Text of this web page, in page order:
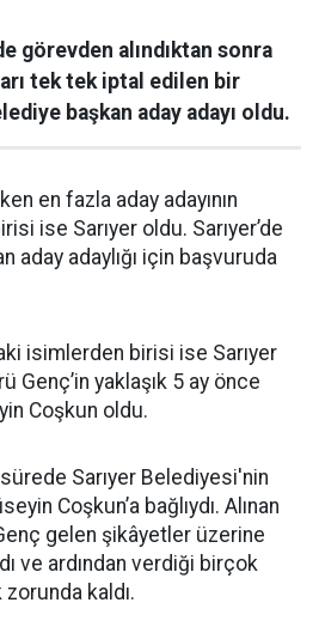
görevden alındıktan sonra
tek tek iptal edilen bir
başkan aday adayı oldu.
en fazla aday adayının
ise Sarıyer oldu. Sarıyer’de
aday adaylığı için başvuruda
isimlerden birisi ise Sarıyer
Genç’in yaklaşık 5 ay önce
Coşkun oldu.
Sarıyer Belediyesi'nin
Coşkun’a bağlıydı. Alınan
gelen şikâyetler üzerine
ve ardından verdiği birçok
kaldı.